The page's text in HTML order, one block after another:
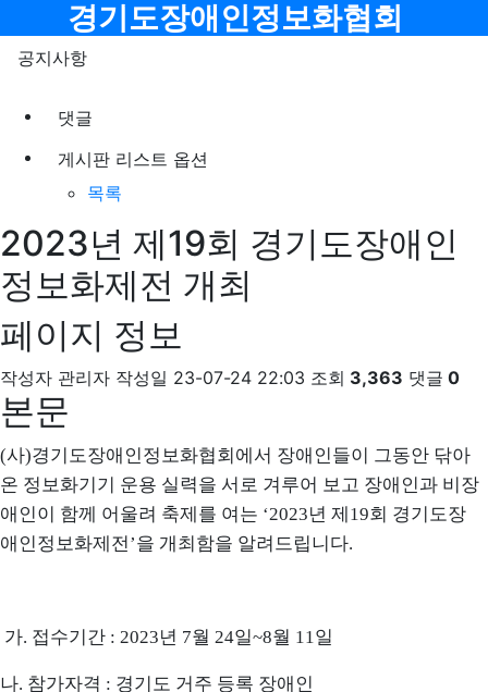
메뉴경기도장애인정보화협회
공지사항
댓글
게시판 리스트 옵션
목록
2023년 제19회 경기도장애인
정보화제전 개최
페이지 정보
작성자 관리자 작성일 23-07-24 22:03 조회 3,363 댓글 0
본문
(사)경기도장애인정보화협회에서 장애인들이 그동안 닦아
온 정보화기기 운용 실력을 서로 겨루어 보고 장애인과 비장
애인이 함께 어울려 축제를 여는 ‘2023년 제 19회 경기도장
애인정보화제전’을 개최함을 알려드립니다.
가. 접수기간 : 2023년 7월 24일~8월 11일
나. 참가자격 : 경기도 거주 등록 장애인